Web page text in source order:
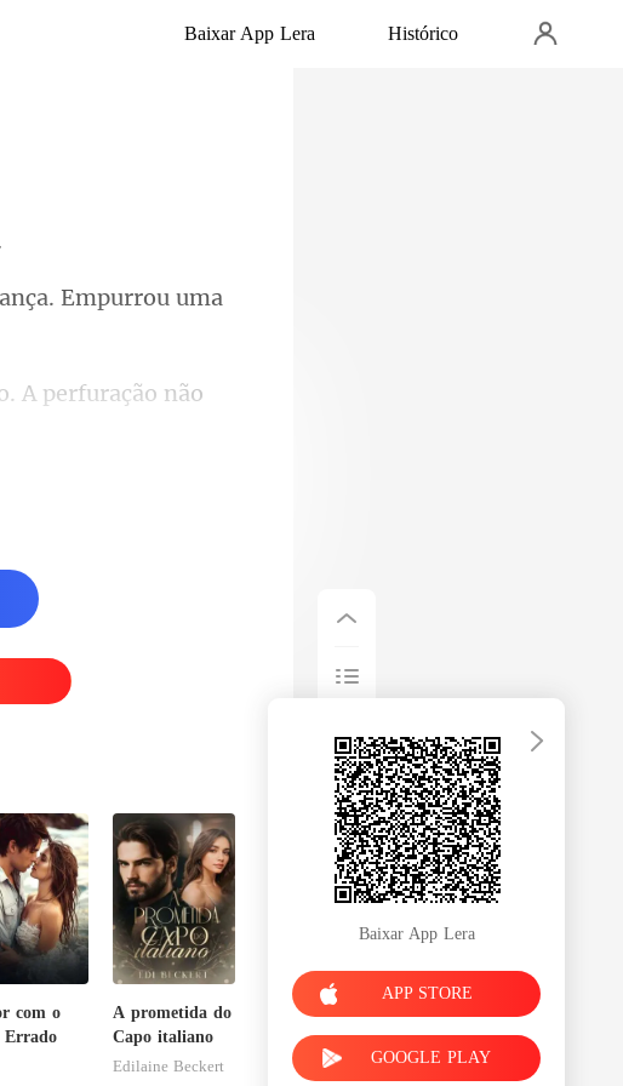
Baixar App Lera Histórico
Empurrou
. A perfuração não
com o
Errado
A prometida do
Capo italiano
Edilaine Beckert
Baixar App Lera
APP STORE
GOOGLE PLAY